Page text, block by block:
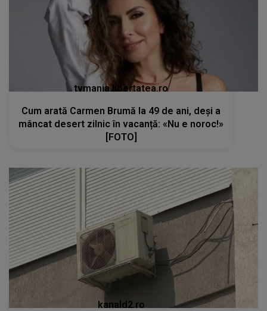
tvmania.libertatea.ro
Cum arată Carmen Brumă la 49 de ani, deși a
mâncat desert zilnic în vacanță: «Nu e noroc!»
[FOTO]
kanald2.ro